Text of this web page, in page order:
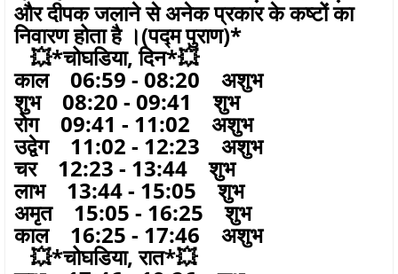
और दीपक जलाने से अनेक प्रकार के कष्टों का
निवारण होता है ।(पद्म पुराण)*
💥*चोघडिया, दिन*💥
काल 06:59 - 08:20 अशुभ
शुभ 08:20 - 09:41 शुभ
रोग 09:41 - 11:02 अशुभ
उद्वेग 11:02 - 12:23 अशुभ
चर 12:23 - 13:44 शुभ
लाभ 13:44 - 15:05 शुभ
अमृत 15:05 - 16:25 शुभ
काल 16:25 - 17:46 अशुभ
💥*चोघडिया, रात*💥